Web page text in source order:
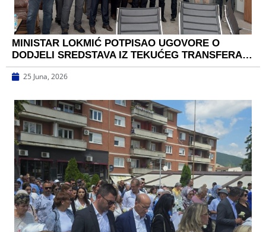
MINISTAR LOKMIĆ POTPISAO UGOVORE O
DODJELI SREDSTAVA IZ TEKUĆEG TRANSFERA…
25 Juna, 2026